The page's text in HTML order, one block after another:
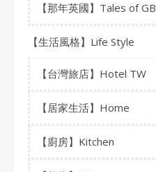
【那年英國】Tales of GB
【生活風格】Life Style
【台灣旅店】Hotel TW
【居家生活】Home
【廚房】Kitchen